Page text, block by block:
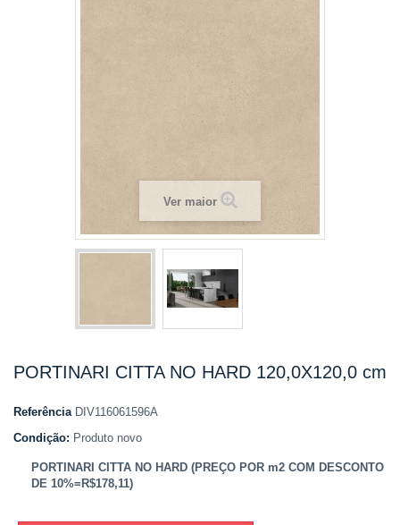
Ver maior
PORTINARI CITTA NO HARD 120,0X120,0 cm
Referência DIV116061596A
Condição: Produto novo
PORTINARI CITTA NO HARD (PREÇO POR m2 COM DESCONTO
DE 10%=R$178,11)